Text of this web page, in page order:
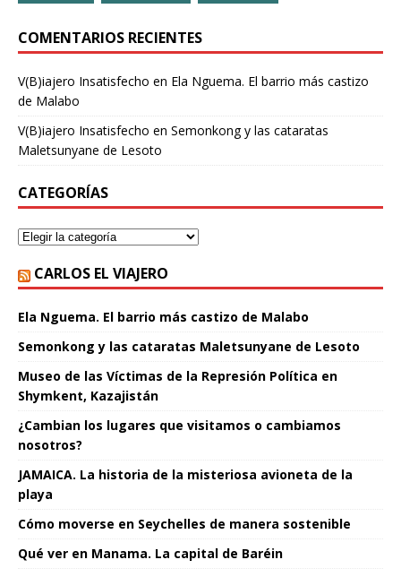
COMENTARIOS RECIENTES
V(B)iajero Insatisfecho en Ela Nguema. El barrio más castizo
de Malabo
V(B)iajero Insatisfecho en Semonkong y las cataratas
Maletsunyane de Lesoto
CATEGORÍAS
CARLOS EL VIAJERO
Ela Nguema. El barrio más castizo de Malabo
Semonkong y las cataratas Maletsunyane de Lesoto
Museo de las Víctimas de la Represión Política en
Shymkent, Kazajistán
¿Cambian los lugares que visitamos o cambiamos
nosotros?
JAMAICA. La historia de la misteriosa avioneta de la
playa
Cómo moverse en Seychelles de manera sostenible
Qué ver en Manama. La capital de Baréin